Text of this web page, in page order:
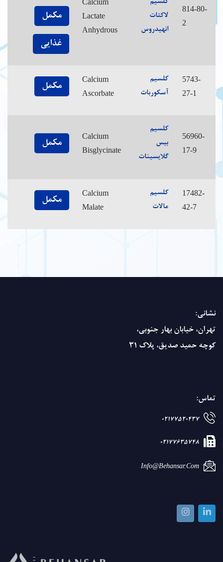
814-80-
2
کلسیم
لاکتات
انهیدروس
Calcium
Lactate
Anhydrous
مکمل
غذایی
5743-
27-1
کلسیم
آسکوربات
Calcium
Ascorbate
مکمل
56960-
17-9
کلسیم
بیس
گلایسینات
Calcium
Bisglycinate
مکمل
17482-
42-7
کلسیم
مالات
Calcium
Malate
مکمل
نشانی:
تهران، خیابان بهار جنوبی،
کوچه حمید صدیق، پلاک 31
تماس:
02177520437
02177635748
Info@behansar.com